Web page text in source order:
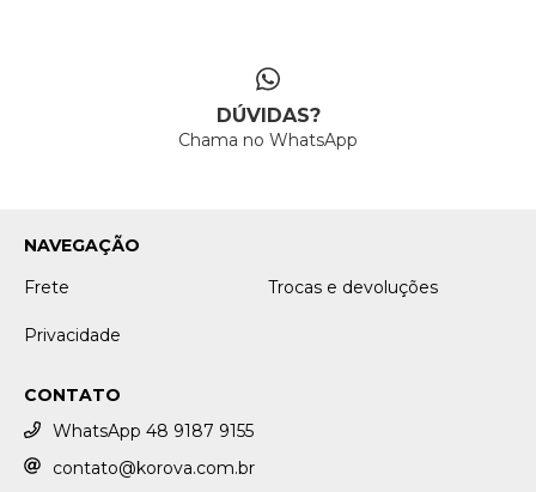
DÚVIDAS?
Chama no WhatsApp
NAVEGAÇÃO
Frete
Trocas e devoluções
Privacidade
CONTATO
WhatsApp 48 9187 9155
contato@korova.com.br